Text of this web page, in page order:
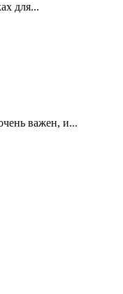
для...
важен, и...